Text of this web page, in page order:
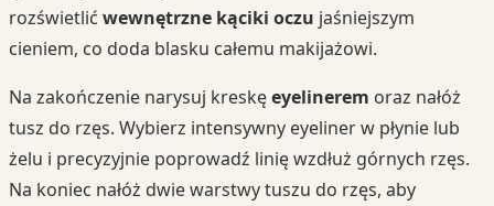
rozświetlić wewnętrzne kąciki oczu jaśniejszym
cieniem, co doda blasku całemu makijażowi.
Na zakończenie narysuj kreskęeyelinerem oraz nałóż
tusz do rzęs. Wybierz intensywny eyeliner w płynie lub
żelu i precyzyjnie poprowadź linię wzdłuż górnych rzęs.
Na koniec nałóż dwie warstwy tuszu do rzęs, aby